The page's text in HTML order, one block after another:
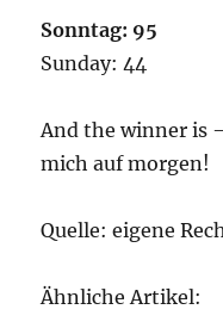
Sonntag: 95
Sunday: 44
And the winner is
mich auf morgen!
Quelle: eigene
Ähnliche Artikel: